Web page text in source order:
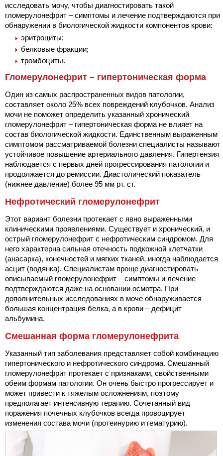
исследовать мочу, чтобы диагностировать такой
гломерулонефрит – симптомы и лечение подтверждаются при
обнаружении в биологической жидкости компонентов крови:
эритроциты;
белковые фракции;
тромбоциты.
Гломерулонефрит – гипертоническая форма
Один из самых распространенных видов патологии,
составляет около 25% всех повреждений клубочков. Анализ
мочи не поможет определить указанный хронический
гломерулонефрит – гипертоническая форма не влияет на
состав биологической жидкости. Единственным выраженным
симптомом рассматриваемой болезни специалисты называют
устойчивое повышение артериального давления. Гипертензия
наблюдается с первых дней прогрессирования патологии и
продолжается до ремиссии. Диастолический показатель
(нижнее давление) более 95 мм рт. ст.
Нефротический гломерулонефрит
Этот вариант болезни протекает с явно выраженными
клиническими проявлениями. Существует и хронический, и
острый гломерулонефрит с нефротическим синдромом. Для
него характерна сильная отечность подкожной клетчатки
(анасарка), конечностей и мягких тканей, иногда наблюдается
асцит (водянка). Специалистам проще диагностировать
описываемый гломерулонефрит – симптомы и лечение
подтверждаются даже на основании осмотра. При
дополнительных исследованиях в моче обнаруживается
большая концентрация белка, а в крови – дефицит
альбумина.
Смешанная форма гломерулонефрита
Указанный тип заболевания представляет собой комбинацию
гипертонического и нефротического синдрома. Смешанный
гломерулонефрит протекает с признаками, свойственными
обеим формам патологии. Он очень быстро прогрессирует и
может привести к тяжелым осложнениям, поэтому
предполагает интенсивную терапию. Сочетанный вид
поражения почечных клубочков всегда провоцирует
изменения состава мочи (протеинурию и гематурию).